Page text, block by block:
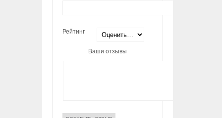
Рейтинг
Ваши отзывы